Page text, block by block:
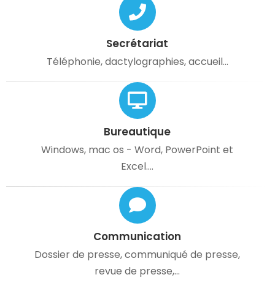
Secrétariat
Téléphonie, dactylographies, accueil...
Bureautique
Windows, mac os - Word, PowerPoint et
Excel....
Communication
Dossier de presse, communiqué de presse,
revue de presse,...